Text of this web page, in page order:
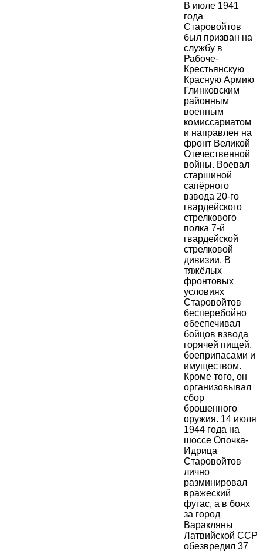
В июле 1941
года
Старовойтов
был призван на
службу в
Рабоче-
Крестьянскую
Красную Армию
Глинковским
районным
военным
комиссариатом
и направлен на
фронт Великой
Отечественной
войны. Воевал
старшиной
сапёрного
взвода 20-го
гвардейского
стрелкового
полка 7-й
гвардейской
стрелковой
дивизии. В
тяжёлых
фронтовых
условиях
Старовойтов
бесперебойно
обеспечивал
бойцов взвода
горячей пищей,
боеприпасами и
имуществом.
Кроме того, он
организовывал
сбор
брошенного
оружия. 14 июля
1944 года на
шоссе Опочка-
Идрица
Старовойтов
лично
разминировал
вражеский
фугас, а в боях
за город
Варакляны
Латвийской ССР
обезвредил 37